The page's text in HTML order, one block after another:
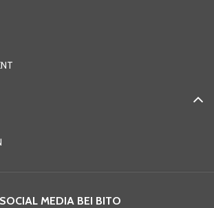
SOCIAL MEDIA BEI BITO